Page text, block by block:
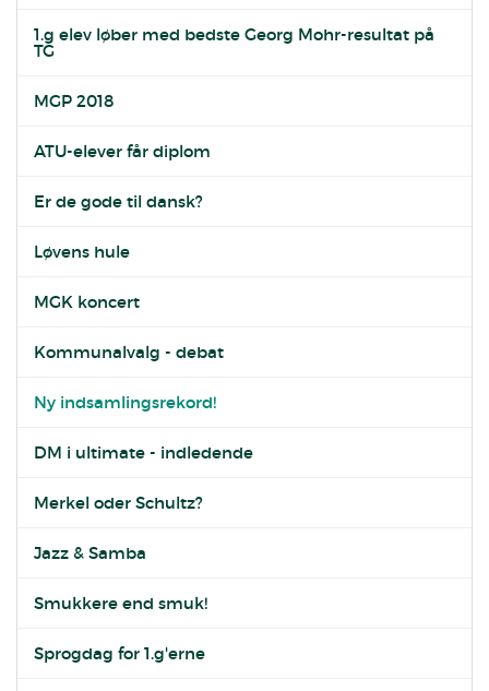
1.g elev løber med bedste Georg Mohr-resultat på
TG
MGP 2018
ATU-elever får diplom
Er de gode til dansk?
Løvens hule
MGK koncert
Kommunalvalg - debat
Ny indsamlingsrekord!
DM i ultimate - indledende
Merkel oder Schultz?
Jazz & Samba
Smukkere end smuk!
Sprogdag for 1.g'erne